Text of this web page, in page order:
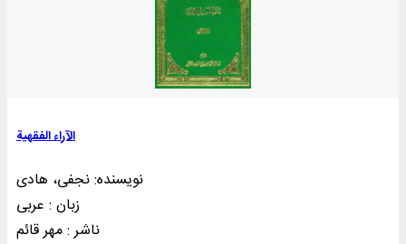
الآراء الفقهية
نویسنده: نجفی، هادی
زبان : عربی
ناشر : مهر قائم